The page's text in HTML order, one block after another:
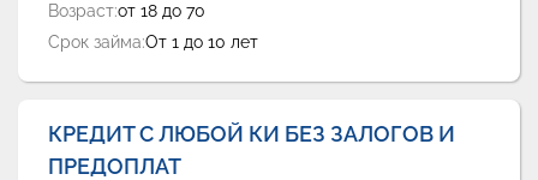
Возраст:от 18 до 70
Срок займа:От 1 до 10 лет
КРЕДИТ С ЛЮБОЙ КИ БЕЗ ЗАЛОГОВ И
ПРЕДОПЛАТ